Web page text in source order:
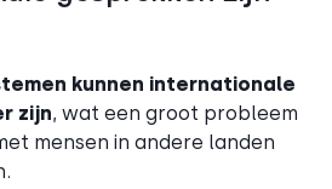
kunnen internationale
zijn, wat een groot probleem
mensen in andere landen